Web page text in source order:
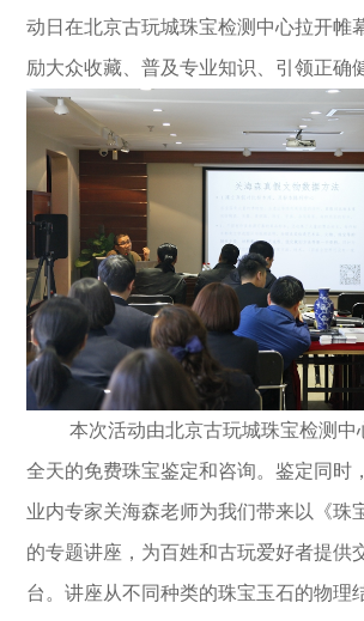
动日在北京古玩城珠宝检测中心拉开帷
励大众收藏、普及专业知识、引领正确
本次活动由北京古玩城珠宝检测中
全天的免费珠宝鉴定和咨询。鉴定同时
业内专家关海森老师为我们带来以《珠
的专题讲座，为百姓和古玩爱好者提供
台。讲座从不同种类的珠宝玉石的物理